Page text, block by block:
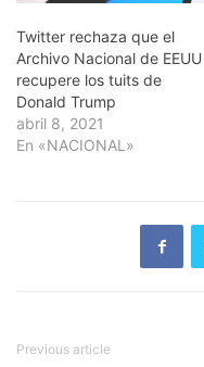
Twitter rechaza que el
Archivo Nacional de EEUU
recupere los tuits de
Donald Trump
abril 8, 2021
En «NACIONAL»
Previous article